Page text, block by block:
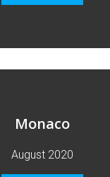
Monaco
August 2020